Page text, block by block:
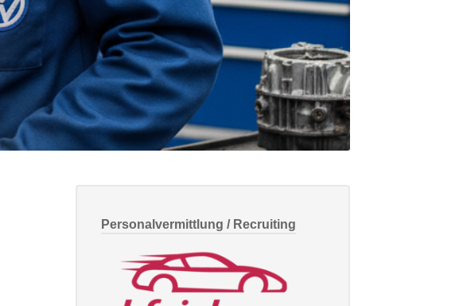
Personalvermittlung / Recruiting